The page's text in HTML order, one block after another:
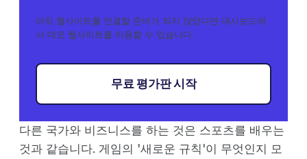
다른 국가와 비즈니스를 하는 것은 스포츠를 배우는
것과 같습니다. 게임의 '새로운 규칙'이 무엇인지 모
아직 웹사이트를 연결할 준비가 되지 않았다면 대시보드에
서 데모 웹사이트를 이용할 수 있습니다.
무료 평가판 시작